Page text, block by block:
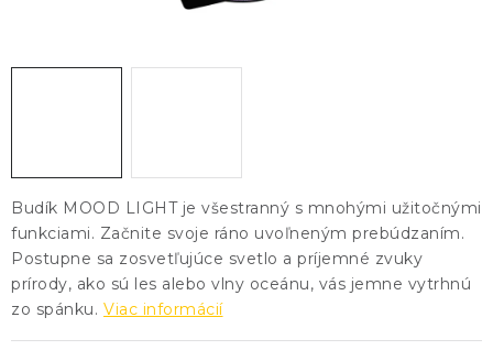
Obchodné podmienky
Budík MOOD LIGHT je všestranný s mnohými užitočnými
funkciami. Začnite svoje ráno uvoľneným prebúdzaním.
Postupne sa zosvetľujúce svetlo a príjemné zvuky
prírody, ako sú les alebo vlny oceánu, vás jemne vytrhnú
zo spánku. Viac informácií